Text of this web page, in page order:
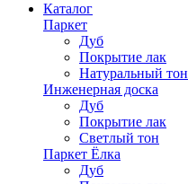
Каталог
Паркет
Дуб
Покрытие лак
Натуральный тон
Инженерная доска
Дуб
Покрытие лак
Светлый тон
Паркет Ёлка
Дуб